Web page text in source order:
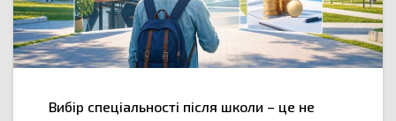
Вибір спеціальності після школи – це не